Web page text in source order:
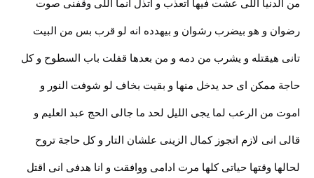
من الدنيا اللى عشت فيها اتعذب و اتذل انما اللى وقفنى صوت
رضوان و هو بيضرب رشوان و بيهدده انه لو قرب بس من البيت
تانى هيقتله و يشرب من دمه و من بعدها قفلت باب السطوح و كل
حاجة ممكن اى حد يدخل منها و بقيت بخاف لو شوفت النور و
اموت من الرعب لما يجى الليل لحد ما جالى الحج عبد العليم و
قالى انى لازم اتجوز كمال الزينى علشان التار و كل حاجة تروح
لحالها وقتها حياتى كلها مرت ادامى ووافقت و انا هدفى انى اقتل